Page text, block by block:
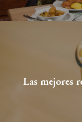
Las mejores